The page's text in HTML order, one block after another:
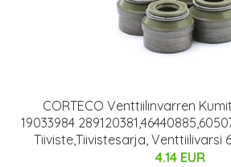
CORTECO Venttiilinvarren
19033984
Tiiviste,Tiivistesarja, Venttiilivarsi
4.14 EUR